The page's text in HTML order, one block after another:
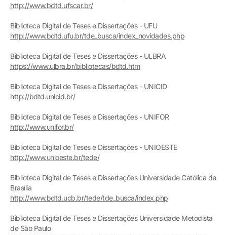
http://www.bdtd.ufscar.br/
Biblioteca Digital de Teses e Dissertações - UFU
http://www.bdtd.ufu.br/tde_busca/index_novidades.php
Biblioteca Digital de Teses e Dissertações - ULBRA
https://www.ulbra.br/bibliotecas/bdtd.htm
Biblioteca Digital de Teses e Dissertações - UNICID
http://bdtd.unicid.br/
Biblioteca Digital de Teses e Dissertações - UNIFOR
http://www.unifor.br/
Biblioteca Digital de Teses e Dissertações - UNIOESTE
http://www.unioeste.br/tede/
Biblioteca Digital de Teses e Dissertações Universidade Católica de
Brasília
http://www.bdtd.ucb.br/tede/tde_busca/index.php
Biblioteca Digital de Teses e Dissertações Universidade Metodista
de São Paulo